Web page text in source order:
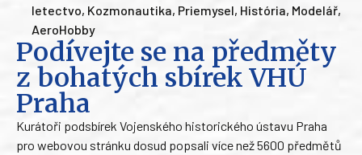
letectvo, Kozmonautika, Priemysel, História, Modelář,
AeroHobby
Podívejte se na předměty
z bohatých sbírek VHÚ
Praha
Kurátoři podsbírek Vojenského historického ústavu Praha
pro webovou stránku dosud popsali více než 5600 předmětů